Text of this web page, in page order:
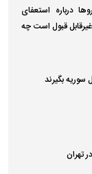
درباره استعفای
قبول است چه
تهران